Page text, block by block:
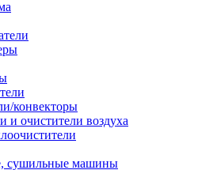
конвекторы
и очистители воздуха
сушильные машины